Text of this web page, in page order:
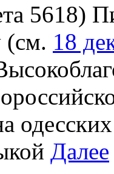
5618)
(см. 18
Далее